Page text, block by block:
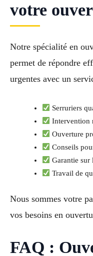
votre
Notre spécialité en
permet de répondre
urgentes avec un
Serruriers
Intervention
Ouverture
Conseils
Garantie sur
Travail de
Nous sommes votre
vos besoins en
FAQ :